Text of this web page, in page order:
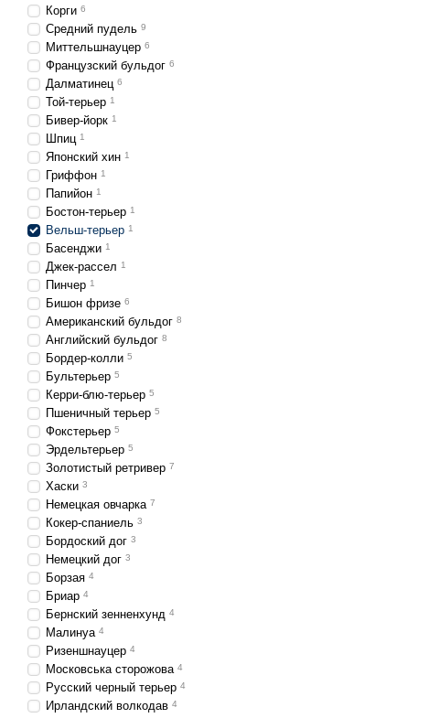
Корги 6
Средний пудель 9
Миттельшнауцер 6
Французский бульдог 6
Далматинец 6
Той-терьер 1
Бивер-йорк 1
Шпиц 1
Японский хин 1
Гриффон 1
Папийон 1
Бостон-терьер 1
Вельш-терьер 1
Басенджи 1
Джек-рассел 1
Пинчер 1
Бишон фризе 6
Американский бульдог 8
Английский бульдог 8
Бордер-колли 5
Бультерьер 5
Керри-блю-терьер 5
Пшеничный терьер 5
Фокстерьер 5
Эрдельтерьер 5
Золотистый ретривер 7
Хаски 3
Немецкая овчарка 7
Кокер-спаниель 3
Бордоский дог 3
Немецкий дог 3
Борзая 4
Бриар 4
Бернский зенненхунд 4
Малинуа 4
Ризеншнауцер 4
Московська сторожова 4
Русский черный терьер 4
Ирландский волкодав 4